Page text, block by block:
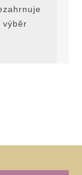
výbĕr